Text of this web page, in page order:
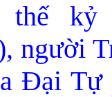
thế
người
Ðại Tự